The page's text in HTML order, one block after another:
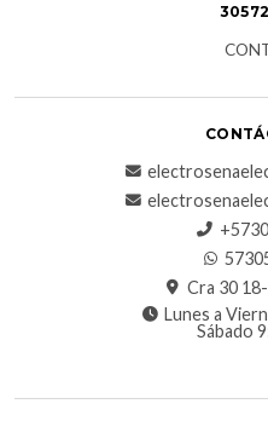
Cra 30
Lunes a
Sábado